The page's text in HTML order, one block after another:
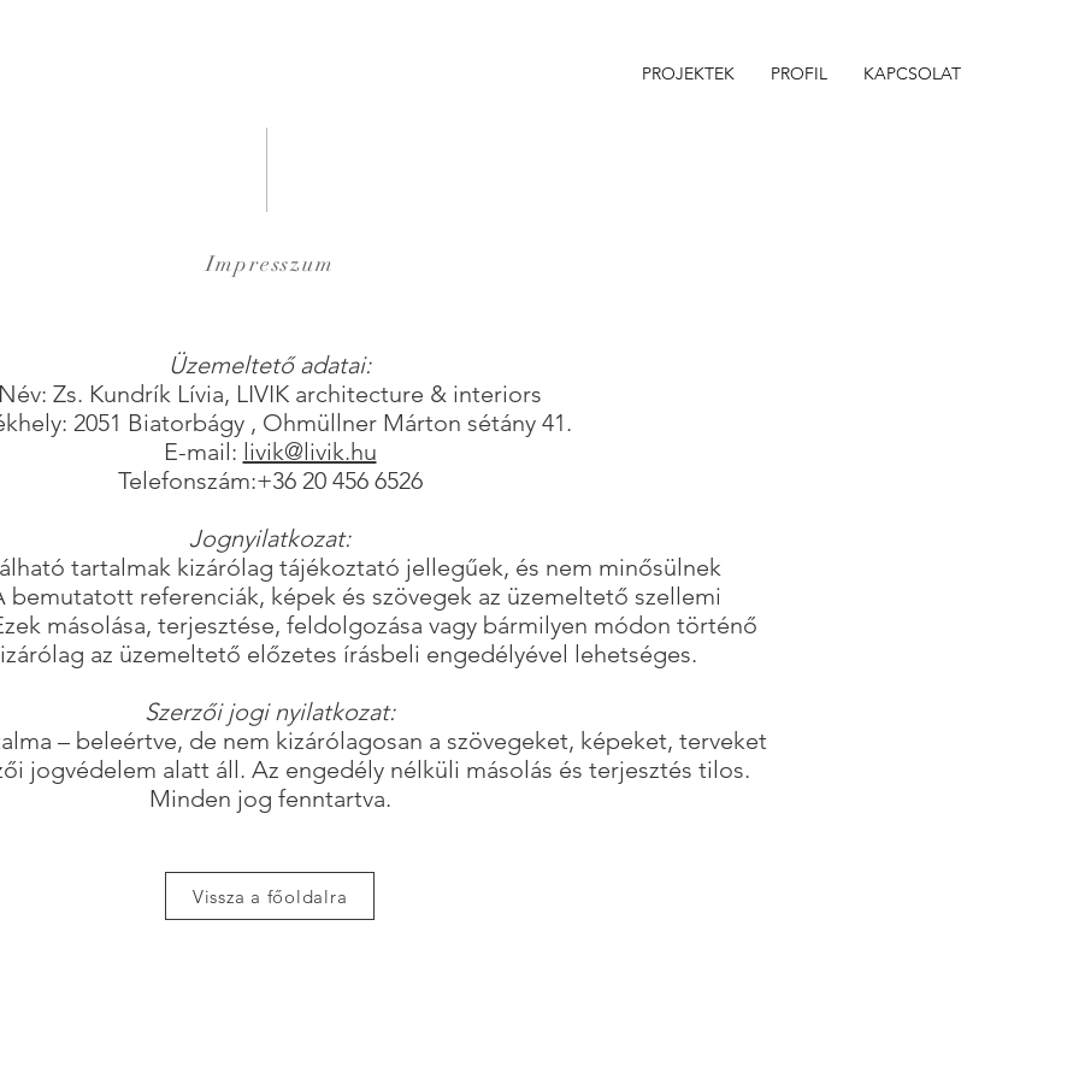
PROJEKTEK PROFIL KAPCSOLAT
Impresszum
Üzemeltető adatai:
Zs. Kundrík Lívia, LIVIK architecture & interiors
2051 Biatorbágy , Ohmüllner Márton sétány 41.
E-mail: livik@livik.hu
Telefonszám:+36 20 456 6526
Jognyilatkozat:
tartalmak kizárólag tájékoztató jellegűek, és nem minősülnek
bemutatott referenciák, képek és szövegek az üzemeltető szellemi
másolása, terjesztése, feldolgozása vagy bármilyen módon történő
az üzemeltető előzetes írásbeli engedélyével lehetséges.
Szerzői jogi nyilatkozat:
– beleértve, de nem kizárólagosan a szövegeket, képeket, terveket
jogvédelem alatt áll. Az engedély nélküli másolás és terjesztés tilos.
Minden jog fenntartva.
Vissza a főoldalra